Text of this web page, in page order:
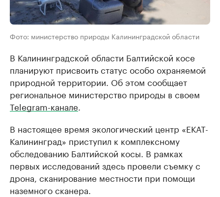
Фото: министерство природы Калининградской области
В Калининградской области Балтийской косе
планируют присвоить статус особо охраняемой
природной территории. Об этом сообщает
региональное министерство природы в своем
Telegram-канале
В настоящее время экологический центр «ЕКАТ-
Калининград» приступил к комплексному
обследованию Балтийской косы. В рамках
первых исследований здесь провели съемку с
дрона, сканирование местности при помощи
наземного сканера.